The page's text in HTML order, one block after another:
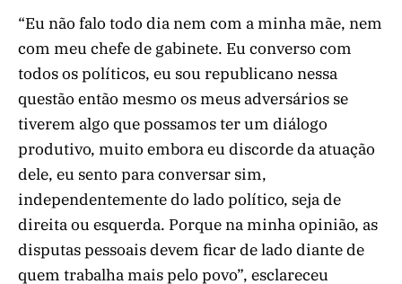
“Eu não falo todo dia nem com a minha mãe, nem
com meu chefe de gabinete. Eu converso com
todos os políticos, eu sou republicano nessa
questão então mesmo os meus adversários se
tiverem algo que possamos ter um diálogo
produtivo, muito embora eu discorde da atuação
dele, eu sento para conversar sim,
independentemente do lado político, seja de
direita ou esquerda. Porque na minha opinião, as
disputas pessoais devem ficar de lado diante de
quem trabalha mais pelo povo”, esclareceu